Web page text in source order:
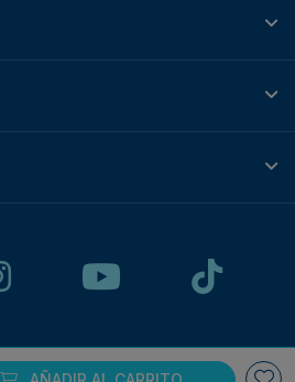
© Plotteralia